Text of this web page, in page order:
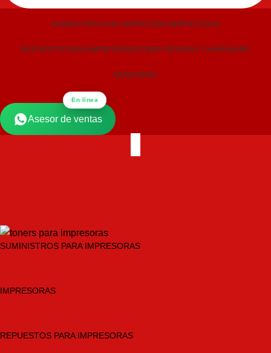
SUMINISTROS PARA IMPRESORAS IMPRESORAS
REPUESTOS PARA IMPRESORASCOMPUTADORAS Y HARDWARE
MONITORES
En línea
Asesor de ventas
SUMINISTROS PARA IMPRESORAS
IMPRESORAS
REPUESTOS PARA IMPRESORAS